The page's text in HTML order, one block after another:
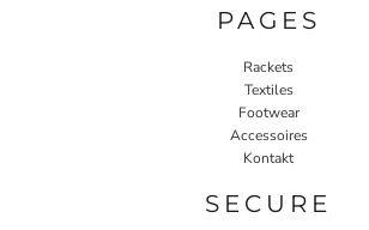
PAGES
Rackets
Textiles
Footwear
Accessoires
Kontakt
SECURE